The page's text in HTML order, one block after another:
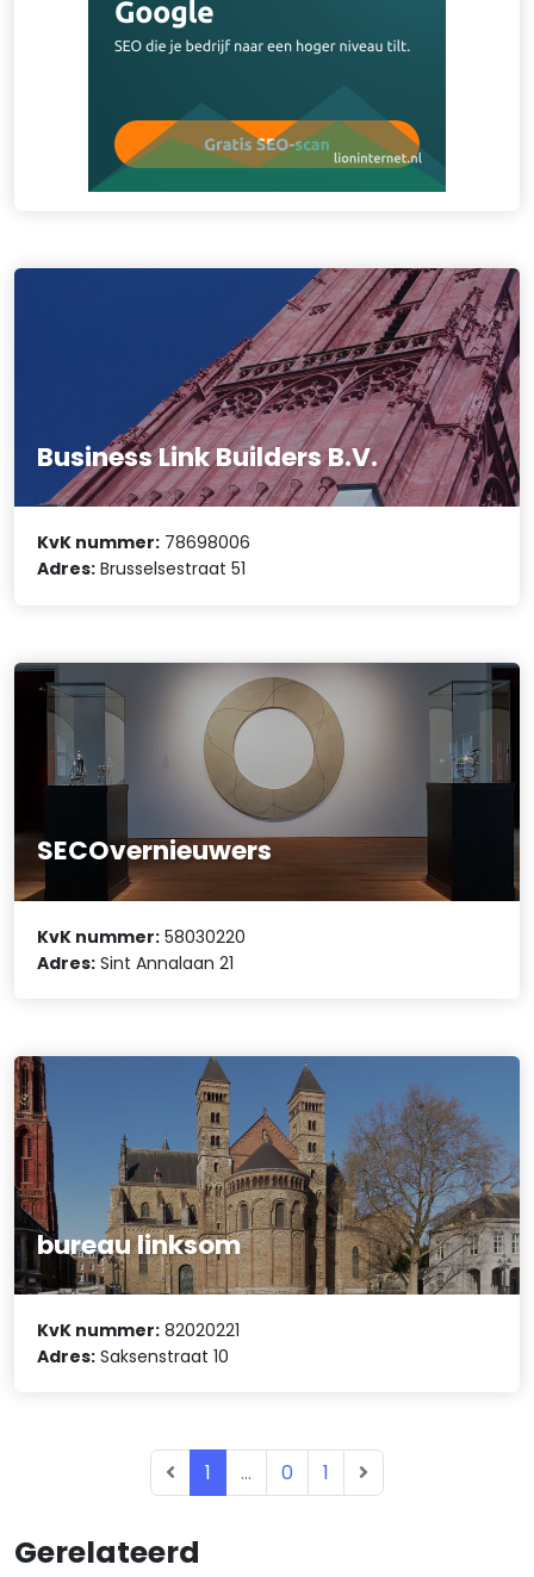
Gerelateerd
Business Link Builders B.V.
KvK nummer: 78698006
Adres: Brusselsestraat 51
SECOvernieuwers
KvK nummer: 58030220
Adres: Sint Annalaan 21
bureau linksom
KvK nummer: 82020221
Adres: Saksenstraat 10
1 ... 0 1